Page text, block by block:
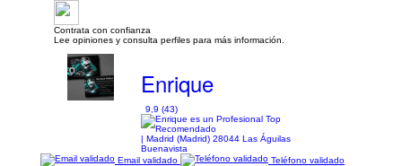
Contrata con confianza
Lee opiniones y consulta perfiles para más información.
Enrique
9,9 (43)
| Madrid (Madrid) 28044 Las Águilas
Buenavista
Email validado
Teléfono validado